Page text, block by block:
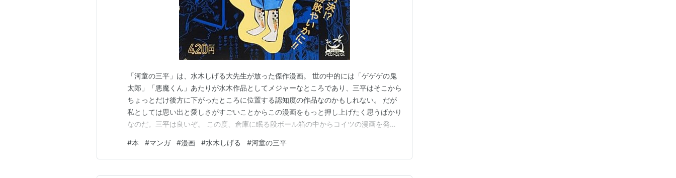
「河童の三平」は、水木しげる大先生が放った傑作漫画。 世の中的には「ゲゲゲの鬼
太郎」「悪魔くん」あたりが水木作品としてメジャーなところであり、三平はそこから
ちょっとだけ後方に下がったところに位置する認知度の作品なのかもしれない。 だが
私としては思い出と愛しさがすごいことからこの漫画をもっと押し上げたく思うばかり
なのだ。三平は良いぞ。 この度、倉庫に眠る段ボール箱の中からコイツの漫画を発見
良い作品だよ。 本作の生みの親の水木大先生が亡くなってそろそろ10年が経つ。2025
年になっても三平を楽しんでいる人間がいると教えて…
#本 #マンガ #漫画 #水木しげる #河童の三平